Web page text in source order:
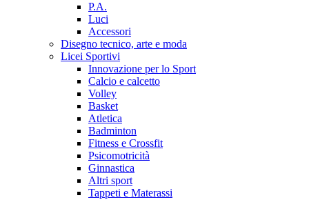
P.A.
Luci
Accessori
Disegno tecnico, arte e moda
Licei Sportivi
Innovazione per lo Sport
Calcio e calcetto
Volley
Basket
Atletica
Badminton
Fitness e Crossfit
Psicomotricità
Ginnastica
Altri sport
Tappeti e Materassi